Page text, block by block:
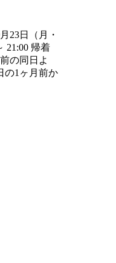
23日（月・
21:00 帰着
の同日よ
の1ヶ月前か